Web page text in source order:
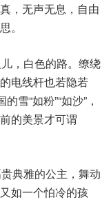
，无声无息，自由
。
，白色的路。缭绕
电线杆也若隐若
雪“如粉”“如沙”，
的美景才可谓
典雅的公主，舞动
如一个怕冷的孩